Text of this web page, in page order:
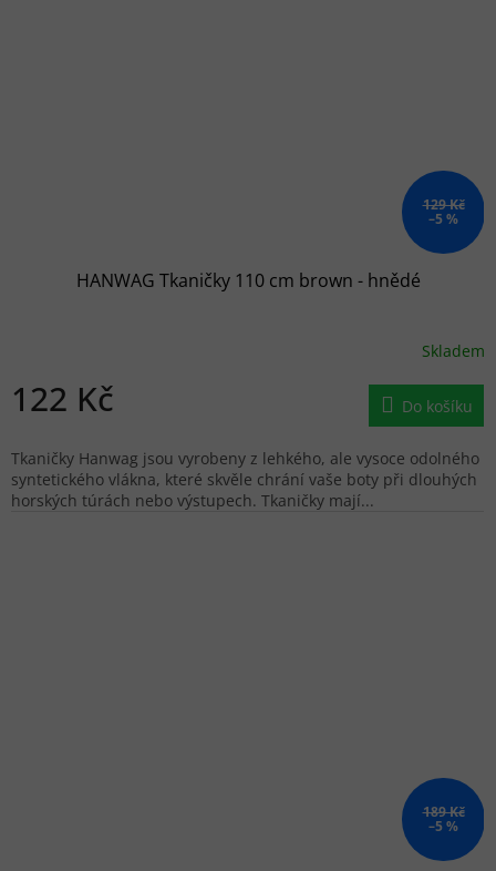
129 Kč
–5 %
HANWAG Tkaničky 110 cm brown - hnědé
Skladem
122 Kč Do košíku
Tkaničky Hanwag jsou vyrobeny z lehkého, ale vysoce odolného
syntetického vlákna, které skvěle chrání vaše boty při dlouhých
horských túrách nebo výstupech. Tkaničky mají...
189 Kč
–5 %